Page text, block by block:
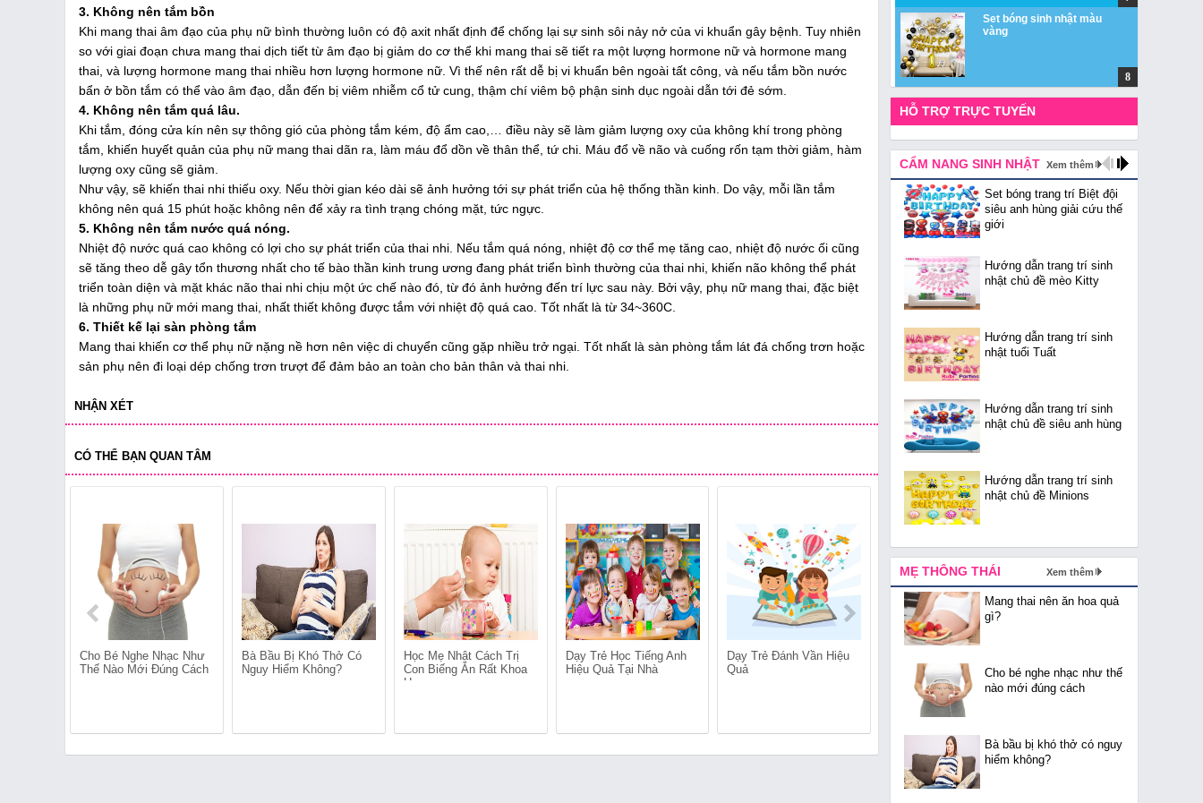
3. Không nên tắm bồn
Khi mang thai âm đạo của phụ nữ bình thường luôn có độ axit nhất định để chống lại sự sinh sôi nảy nở của vi khuẩn gây bệnh. Tuy nhiên
so với giai đoạn chưa mang thai dịch tiết từ âm đạo bị giảm do cơ thể khi mang thai sẽ tiết ra một lượng hormone nữ và hormone mang
thai, và lượng hormone mang thai nhiều hơn lượng hormone nữ. Vì thế nên rất dễ bị vi khuẩn bên ngoài tất công, và nếu tắm bồn nước
bẩn ở bồn tắm có thể vào âm đạo, dẫn đến bị viêm nhiễm cổ tử cung, thậm chí viêm bộ phận sinh dục ngoài dẫn tới đẻ sớm.
4. Không nên tắm quá lâu.
Khi tắm, đóng cửa kín nên sự thông gió của phòng tắm kém, độ ẩm cao,… điều này sẽ làm giảm lượng oxy của không khí trong phòng
tắm, khiến huyết quản của phụ nữ mang thai dãn ra, làm máu đổ dồn về thân thể, tứ chi. Máu đổ về não và cuống rốn tạm thời giảm, hàm
lượng oxy cũng sẽ giảm.
Như vậy, sẽ khiến thai nhi thiếu oxy. Nếu thời gian kéo dài sẽ ảnh hưởng tới sự phát triển của hệ thống thần kinh. Do vậy, mỗi lần tắm
không nên quá 15 phút hoặc không nên để xảy ra tình trạng chóng mặt, tức ngực.
5. Không nên tắm nước quá nóng.
Nhiệt độ nước quá cao không có lợi cho sự phát triển của thai nhi. Nếu tắm quá nóng, nhiệt độ cơ thể mẹ tăng cao, nhiệt độ nước ối cũng
sẽ tăng theo dễ gây tổn thương nhất cho tế bào thần kinh trung ương đang phát triển bình thường của thai nhi, khiến não không thể phát
triển toàn diện và mặt khác não thai nhi chịu một ức chế nào đó, từ đó ảnh hưởng đến trí lực sau này. Bởi vậy, phụ nữ mang thai, đặc biệt
là những phụ nữ mới mang thai, nhất thiết không được tắm với nhiệt độ quá cao. Tốt nhất là từ 34~360C.
6. Thiết kế lại sàn phòng tắm
Mang thai khiến cơ thể phụ nữ nặng nề hơn nên việc di chuyển cũng gặp nhiều trở ngại. Tốt nhất là sàn phòng tắm lát đá chống trơn hoặc
sản phụ nên đi loại dép chống trơn trượt để đảm bảo an toàn cho bản thân và thai nhi.
NHẬN XÉT
CÓ THỂ BẠN QUAN TÂM
Cho Bé Nghe Nhạc Như
Thế Nào Mới Đúng Cách
Bà Bầu Bị Khó Thở Có
Nguy Hiểm Không?
Học Mẹ Nhật Cách Trị
Con Biếng Ăn Rất Khoa
Học
Dạy Trẻ Học Tiếng Anh
Hiệu Quả Tại Nhà
Dạy Trẻ Đánh Vần Hiệu
Quả
Thế Nào?
Cân Bằng Chế Độ Ăn
Uống Sau Tết
Set bóng sinh nhật màu
vàng
HỖ TRỢ TRỰC TUYẾN
CẨM NANG SINH NHẬT Xem thêm
Set bóng trang trí Biệt đội
siêu anh hùng giải cứu thế
giới
Hướng dẫn trang trí sinh
nhật chủ đề mèo Kitty
Hướng dẫn trang trí sinh
nhật tuổi Tuất
Hướng dẫn trang trí sinh
nhật chủ đề siêu anh hùng
Hướng dẫn trang trí sinh
nhật chủ đề Minions
MẸ THÔNG THÁI Xem thêm
Mang thai nên ăn hoa quả
gì?
Cho bé nghe nhạc như thế
nào mới đúng cách
Bà bầu bị khó thở có nguy
hiểm không?